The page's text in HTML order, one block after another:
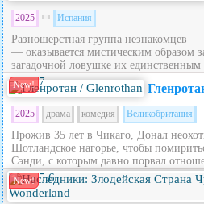
2025 Испания
Разношерстная группа незнакомцев —
— оказывается мистическим образом
загадочной ловушке их единственным
New! 7
2025 драма комедия Великобритания
Прожив 35 лет в Чикаго, Донал
Шотландское нагорье, чтобы
Сэнди, с которым давно порвал
New! 5.6